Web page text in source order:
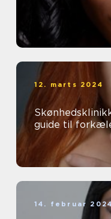
12. marts 2024
guide til
14. februar 2024